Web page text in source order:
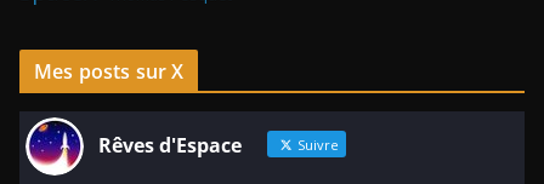
Mes posts sur X
Rêves d'Espace Suivre